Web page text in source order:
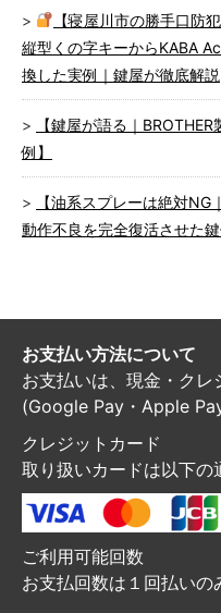
【寝屋川市の勝手口防
縦型くの字キーからKABA
換した実例｜鍵屋が徹底解説
【鍵屋が語る｜
例】
【油系スプレーは絶対
動作不良を完全復活させた鍵
お支払い方法について
お支払いは、現金・ク
(Google Pay・Apple
クレジットカード
取り扱いカードは以下の
ご利用可能回数
お支払回数は１回払いの